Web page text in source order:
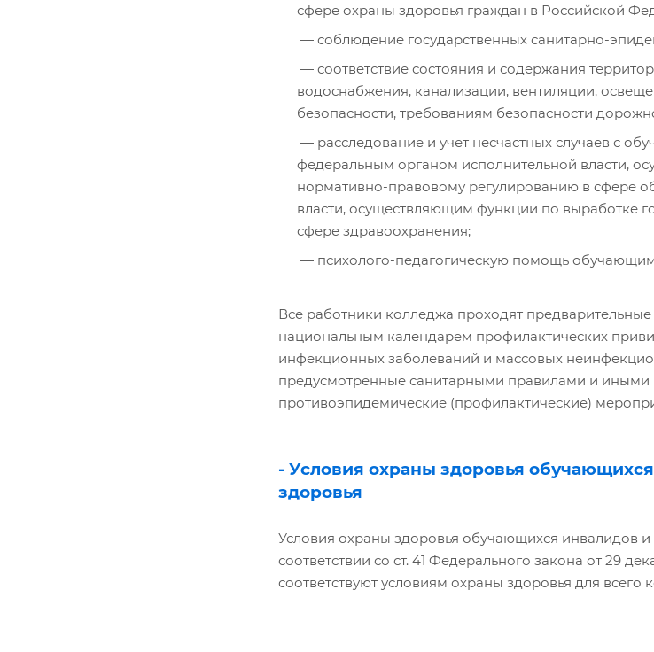
сфере охраны здоровья граждан в Российской
соблюдение государственных санитарно-
соответствие состояния и содержания
водоснабжения, канализации, вентиляции,
безопасности, требованиям безопасности
расследование и учет несчастных случаев с
федеральным органом исполнительной власти,
нормативно-правовому регулированию в сфере
власти, осуществляющим функции по выработке
сфере здравоохранения;
психолого-педагогическую помощь
Все работники колледжа проходят
национальным календарем профилактических
инфекционных заболеваний и массовых
предусмотренные санитарными правилами и
противоэпидемические (профилактические)
- Условия охраны здоровья
здоровья
Условия охраны здоровья обучающихся инвалидов
соответствии со ст. 41 Федерального закона от 29
соответствуют условиям охраны здоровья для всего